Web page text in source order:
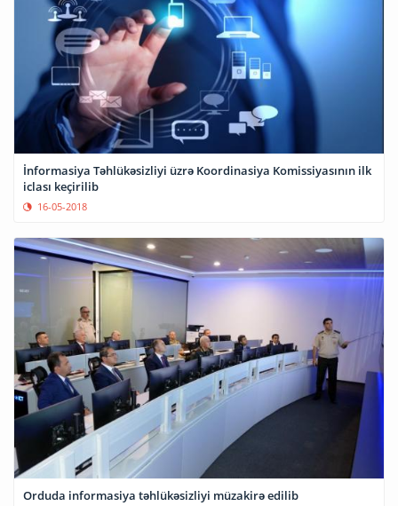
İnformasiya Təhlükəsizliyi üzrə Koordinasiya Komissiyasının ilk
iclası keçirilib
16-05-2018
Orduda informasiya təhlükəsizliyi müzakirə edilib